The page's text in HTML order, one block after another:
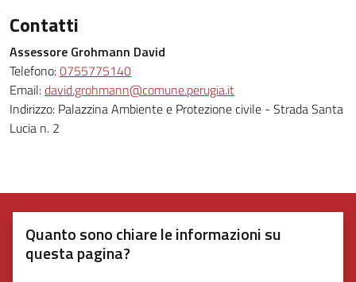
Contatti
Assessore Grohmann David
Telefono:0755775140
Email:david.grohmann@comune.perugia.it
Indirizzo: Palazzina Ambiente e Protezione civile - Strada Santa
Lucia n. 2
Quanto sono chiare le informazioni su
questa pagina?